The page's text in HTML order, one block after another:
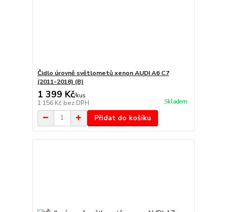
Čidlo úrovně světlometů xenon AUDI A6 C7
(2011-2018) (B)
1 399 Kč/kus
1 156 Kč bez DPH Skladem
Přidat do košíku